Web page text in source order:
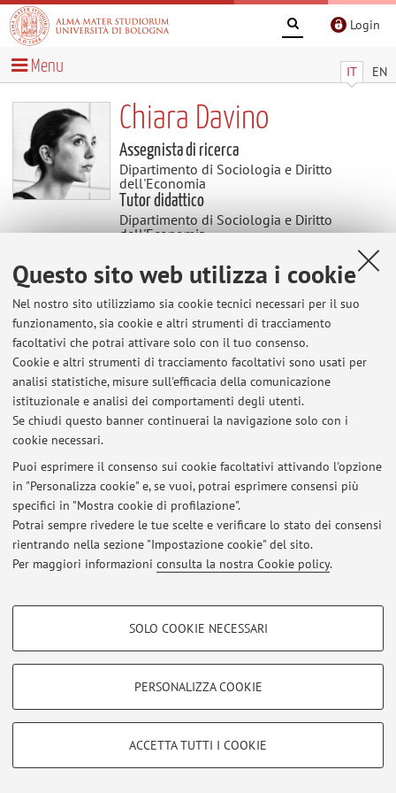
Questo sito web utilizza i cookie
Nel nostro sito utilizziamo sia cookie tecnici necessari per il suo
funzionamento, sia cookie e altri strumenti di tracciamento
facoltativi che potrai attivare solo con il tuo consenso.
Cookie e altri strumenti di tracciamento facoltativi sono usati per
analisi statistiche, misure sull'efficacia della comunicazione
istituzionale e analisi dei comportamenti degli utenti.
Se chiudi questo banner continuerai la navigazione solo con i
cookie necessari.
Puoi esprimere il consenso sui cookie facoltativi attivando l'opzione
in "Personalizza cookie" e, se vuoi, potrai esprimere consensi più
specifici in "Mostra cookie di profilazione".
Potrai sempre rivedere le tue scelte e verificare lo stato dei consensi
rientrando nella sezione "Impostazione cookie" del sito.
Per maggiori informazioni consulta la nostra Cookie policy.
COOKIE DI PROFILAZIONE - FACOLTATIVI
COOKIE TECNICI - NECESSARI
Si tratta di cookie tecnici utilizzati, a titolo esemplificativo, per il corretto
SOLO COOKIE NECESSARI
PERSONALIZZA COOKIE
ACCETTA TUTTI I COOKIE
Login
IT EN
Menu
Chiara Davino
Assegnista di ricerca
Dipartimento di Sociologia e Diritto
dell'Economia
Tutor didattico
Dipartimento di Sociologia e Diritto
dell'Economia
Avvisi
Corso Tutoriale Sociologia dei Processi Culturali
e Comunicativi
L'orario delle lezioni è indicato alla seguente
pagina: https://corsi.unibo.it/laurea/SociologiaForli/corsi
-tutoriali
Pubblicato il: 27 settembre 2023
Area riservata
Accedi tramiteloginper gestire tutti i contenuti del sito.
Zamboni, 33 - 40126 Bologna - Partita IVA: 01131710376
Privacy|Note legali|Impostazioni Cookie